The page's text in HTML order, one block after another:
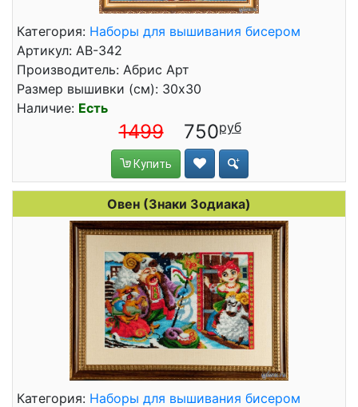
Категория: Наборы для вышивания бисером
Артикул: АВ-342
Производитель: Абрис Арт
Размер вышивки (см): 30x30
Наличие: Есть
1499 750
Купить
Овен (Знаки Зодиака)
Категория: Наборы для вышивания бисером